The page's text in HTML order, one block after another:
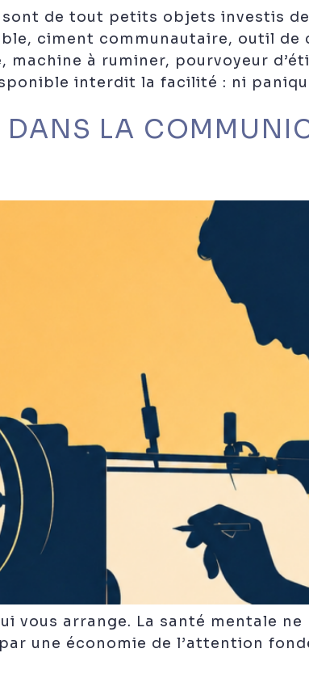
sont de tout petits objets investis
ciment communautaire, outil
machine à ruminer, pourvoyeur
interdit la facilité : ni
DANS LA
vous arrange. La santé mentale
une économie de l’attention